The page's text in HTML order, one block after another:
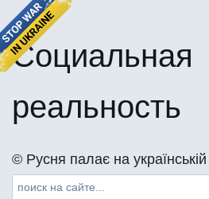
Социальная
реальность
©️ Русня палає на українській